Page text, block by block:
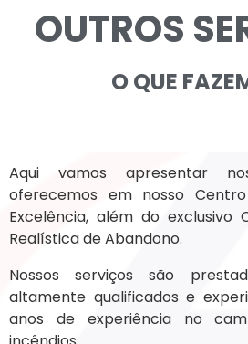
OUTROS
O QUE
Aqui vamos apresentar
oferecemos em nosso
Excelência, além do exclusivo
Realística de Abandono.
Nossos serviços são
altamente qualificados e
anos de experiência no